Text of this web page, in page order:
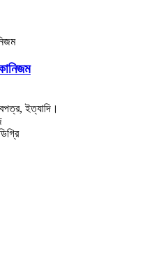
ইত্যাদি।